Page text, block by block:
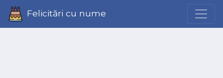
Felicitări cu nume